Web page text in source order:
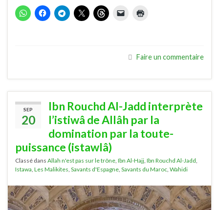
Faire un commentaire
SEP
20
Ibn Rouchd Al-Jadd interprète
l’istiwâ de Allâh par la
domination par la toute-
puissance (istawlâ)
Classé dans Allah n'est pas sur le trône, Ibn Al-Hajj, Ibn Rouchd Al-Jadd,
Istawa, Les Malikites, Savants d'Espagne, Savants du Maroc, Wahidi